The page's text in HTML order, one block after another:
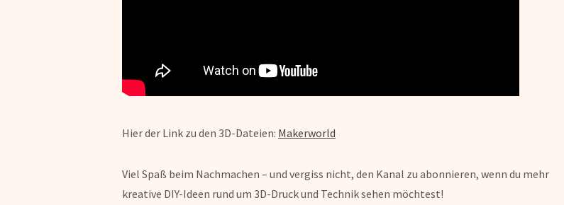
Hier der Link zu den 3D-Dateien: Makerworld
Viel Spaß beim Nachmachen – und vergiss nicht, den Kanal zu abonnieren, wenn du mehr
kreative DIY-Ideen rund um 3D-Druck und Technik sehen möchtest!